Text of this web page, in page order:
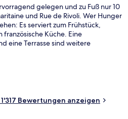
gelegen und zu Fuß nur 10
und Rue de Rivoli. Wer Hunger
Es serviert zum Frühstück,
Küche. Eine
eine Terrasse sind weitere
und die Nähe zu öffentlichen
Châtelet ist nur wenige
Les Halles ist 5 Gehminuten
Bewertungen anzeigen